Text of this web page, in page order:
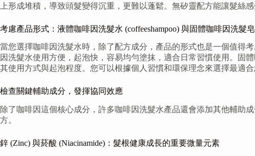
上形成堆積，導致頭髮變得沉重，更難以蓬鬆。無矽靈配方能讓髮絲
考慮產品形式：液體咖啡因洗髮水 (coffeeshampoo) 與固體咖啡因洗髮皂
當您選擇咖啡因洗髮水時，除了配方成分，產品的形式也是一個值得
因洗髮水使用方便，起泡快，容易均勻塗抹，適合日常習慣使用。固
其使用方式與起泡程度。您可以根據個人習慣和環保理念來選擇最適合
檢查關鍵輔助成分，發揮協同效應
除了咖啡因這個核心成分，許多咖啡因洗髮水產品還會添加其他輔助
方。
鋅 (Zinc) 與菸酸 (Niacinamide)：髮根健康成長的重要微量元素